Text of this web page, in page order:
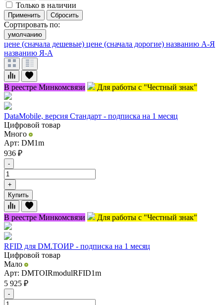
Только в наличии
Применить Сбросить
Сортировать по:
умолчанию
цене (сначала дешевые) цене (сначала дорогие) названию А-Я
названию Я-А
В реестре Минкомсвязи Для работы с "Честный знак"
DataMobile, версия Стандарт - подписка на 1 месяц
Цифровой товар
Много
Арт: DM1m
936 ₽
-
+
Купить
В реестре Минкомсвязи Для работы с "Честный знак"
RFID для DM.ТОИР - подписка на 1 месяц
Цифровой товар
Мало
Арт: DMTOIRmodulRFID1m
5 925 ₽
-